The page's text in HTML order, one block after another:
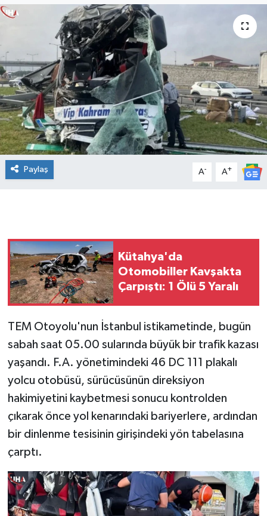
Paylaş A- A+
Kütahya'da
Otomobiller Kavşakta
Çarpıştı: 1 Ölü 5 Yaralı
TEM Otoyolu'nun İstanbul istikametinde, bugün
sabah saat 05.00 sularında büyük bir trafik kazası
yaşandı. F.A. yönetimindeki 46 DC 111 plakalı
yolcu otobüsü, sürücüsünün direksiyon
hakimiyetini kaybetmesi sonucu kontrolden
çıkarak önce yol kenarındaki bariyerlere, ardından
bir dinlenme tesisinin girişindeki yön tabelasına
çarptı.